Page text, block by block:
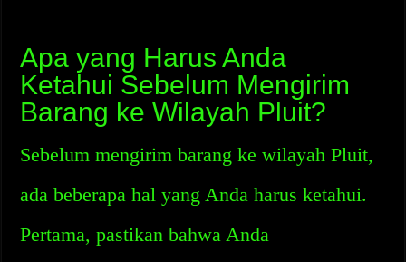
Apa yang Harus Anda
Ketahui Sebelum Mengirim
Barang ke Wilayah Pluit?
Sebelum mengirim barang ke wilayah Pluit,
ada beberapa hal yang Anda harus ketahui.
Pertama, pastikan bahwa Anda